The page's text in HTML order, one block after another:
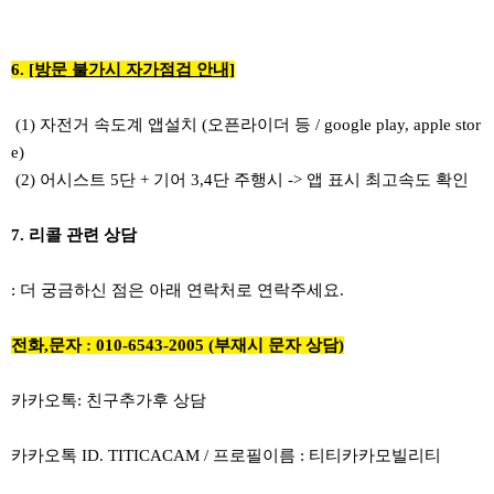
6. [방문 불가시 자가점검 안내]
(1) 자전거 속도계 앱설치 (오픈라이더 등 / google play, apple stor
e)
(2) 어시스트 5단 + 기어 3,4단 주행시 -> 앱 표시 최고속도 확인
7. 리콜 관련 상담
: 더 궁금하신 점은 아래 연락처로 연락주세요.
전화,문자 : 010-6543-2005 (부재시 문자 상담)
카카오톡: 친구추가후 상담
카카오톡 ID. TITICACAM / 프로필이름 : 티티카카모빌리티